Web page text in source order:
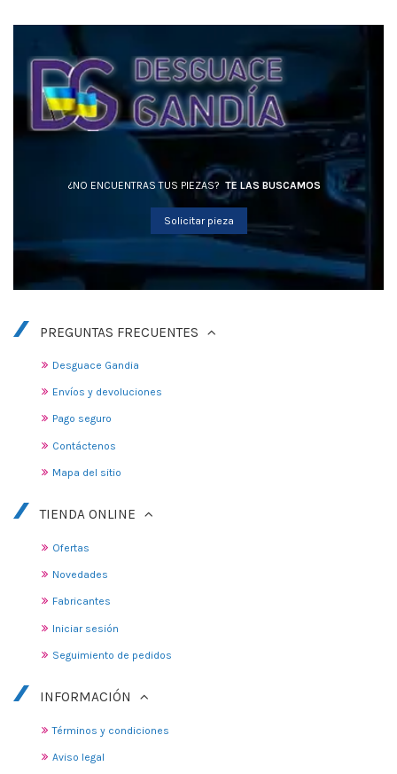
¿NO ENCUENTRAS TUS PIEZAS? TE LAS BUSCAMOS
Solicitar pieza
PREGUNTAS FRECUENTES
Desguace Gandia
Envíos y devoluciones
Pago seguro
Contáctenos
Mapa del sitio
TIENDA ONLINE
Ofertas
Novedades
Fabricantes
Iniciar sesión
Seguimiento de pedidos
INFORMACIÓN
Términos y condiciones
Aviso legal